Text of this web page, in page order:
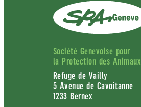
Société Genevoise pour
la Protection des Animaux
Refuge de Vailly
5 Avenue de Cavoitanne
1233 Bernex